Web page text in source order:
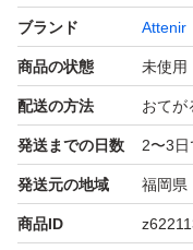
ブランド Attenir
商品の状態 未使用
配送の方法 おてが
発送までの日数 2〜3日
発送元の地域 福岡県
商品ID